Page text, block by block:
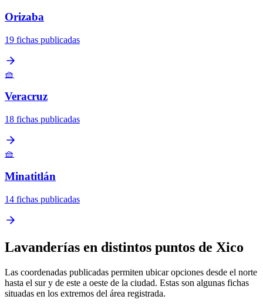
Orizaba
19 fichas publicadas
🧺
Veracruz
18 fichas publicadas
🧺
Minatitlán
14 fichas publicadas
Lavanderías en distintos puntos de Xico
Las coordenadas publicadas permiten ubicar opciones desde el norte
hasta el sur y de este a oeste de la ciudad. Estas son algunas fichas
situadas en los extremos del área registrada.